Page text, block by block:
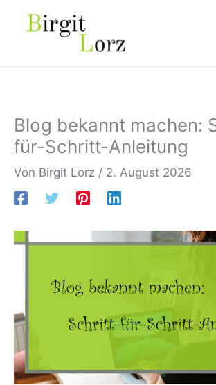
Inhalt
Blog bekannt machen:
für-Schritt-Anleitung
Von Birgit Lorz / 2. August 2026